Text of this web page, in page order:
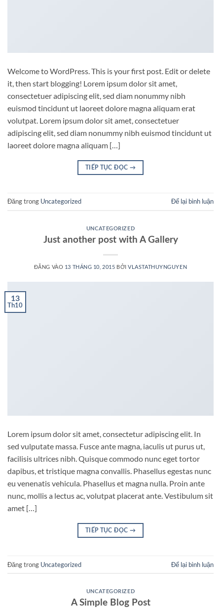
Welcome to WordPress. This is your first post. Edit or delete
it, then start blogging! Lorem ipsum dolor sit amet,
consectetuer adipiscing elit, sed diam nonummy nibh
euismod tincidunt ut laoreet dolore magna aliquam erat
volutpat. Lorem ipsum dolor sit amet, consectetuer
adipiscing elit, sed diam nonummy nibh euismod tincidunt ut
laoreet dolore magna aliquam […]
TIẾP TỤC ĐỌC →
Đăng trong Uncategorized Để lại bình luận
UNCATEGORIZED
Just another post with A Gallery
ĐĂNG VÀO 13 THÁNG 10, 2015 BỞIVLASTATHUYNGUYEN
13
Th10
Lorem ipsum dolor sit amet, consectetur adipiscing elit. In
sed vulputate massa. Fusce ante magna, iaculis ut purus ut,
facilisis ultrices nibh. Quisque commodo nunc eget tortor
dapibus, et tristique magna convallis. Phasellus egestas nunc
eu venenatis vehicula. Phasellus et magna nulla. Proin ante
nunc, mollis a lectus ac, volutpat placerat ante. Vestibulum sit
amet […]
TIẾP TỤC ĐỌC →
Đăng trong Uncategorized Để lại bình luận
UNCATEGORIZED
A Simple Blog Post